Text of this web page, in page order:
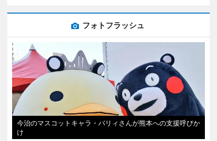
フォトフラッシュ
今治のマスコットキャラ・バリィさんが熊本への支援呼びか
け